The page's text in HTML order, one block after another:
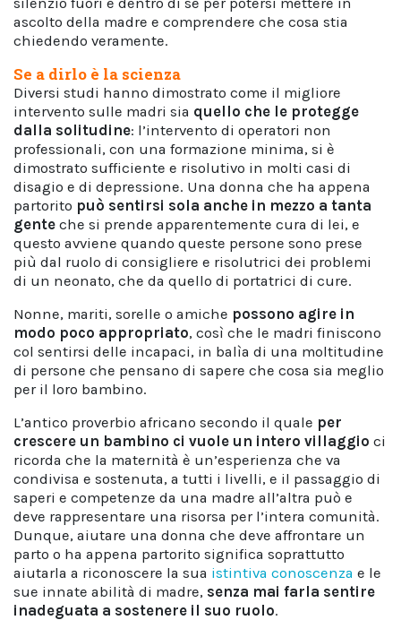
ascolto della madre e comprendere che cosa stia
chiedendo veramente.
Se a dirlo è la scienza
Diversi studi hanno dimostrato come il migliore
intervento sulle madri sia quello che le protegge
dalla solitudine: l’intervento di operatori non
professionali, con una formazione minima, si è
dimostrato sufficiente e risolutivo in molti casi di
disagio e di depressione. Una donna che ha appena
partorito può sentirsi sola anche in mezzo a tanta
gente che si prende apparentemente cura di lei, e
questo avviene quando queste persone sono prese
più dal ruolo di consigliere e risolutrici dei problemi
di un neonato, che da quello di portatrici di cure.
Nonne, mariti, sorelle o amiche possono agire in
modo poco appropriato, così che le madri finiscono
col sentirsi delle incapaci, in balìa di una moltitudine
di persone che pensano di sapere che cosa sia meglio
per il loro bambino.
L’antico proverbio africano secondo il quale per
crescere un bambino ci vuole un intero villaggio ci
ricorda che la maternità è un’esperienza che va
condivisa e sostenuta, a tutti i livelli, e il passaggio di
saperi e competenze da una madre all’altra può e
deve rappresentare una risorsa per l’intera comunità.
Dunque, aiutare una donna che deve affrontare un
parto o ha appena partorito significa soprattutto
aiutarla a riconoscere la sua istintiva conoscenza e le
sue innate abilità di madre, senza mai farla sentire
inadeguata a sostenere il suo ruolo.